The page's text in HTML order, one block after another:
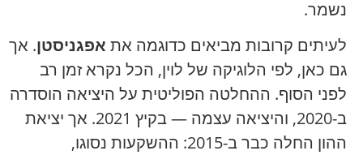
נשמר.
לעיתים קרובות מביאים כדוגמה את אפגניסטן. אך
גם כאן, לפי הלוגיקה של לוין, הכל נקרא זמן רב
לפני הסוף. ההחלטה הפוליטית על היציאה הוסדרה
ב-2020, והיציאה עצמה — בקיץ 2021. אך יציאת
ההון החלה כבר ב-2015: ההשקעות נסוגו,